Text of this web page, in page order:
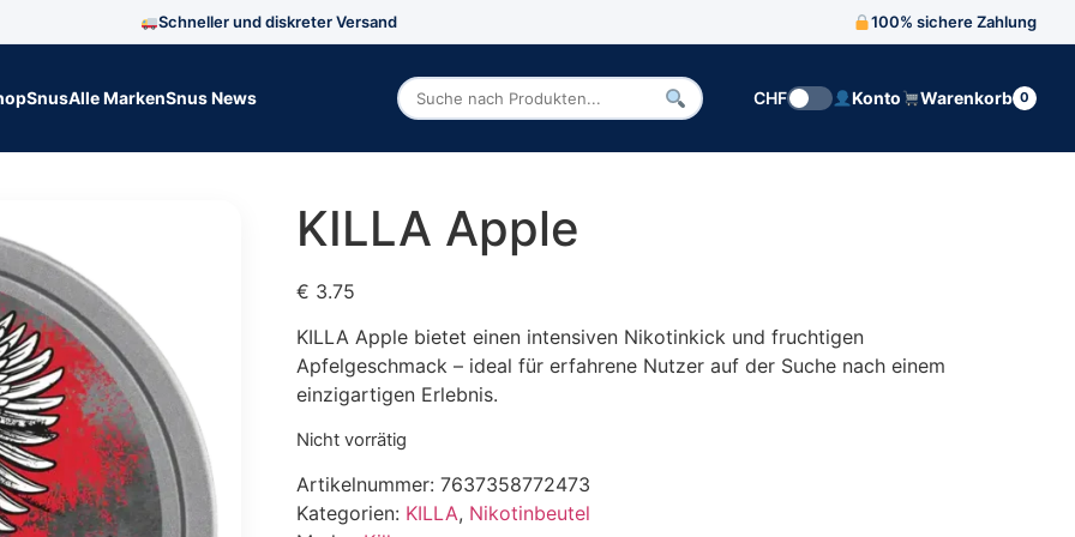
Schneller und diskreter Versand 100% sichere Zahlung
SnusAlle MarkenSnus News Zoek producten CHF Konto Warenkorb 0
KILLA Apple
€ 3.75
KILLA Apple bietet einen intensiven Nikotinkick und fruchtigen
Apfelgeschmack – ideal für erfahrene Nutzer auf der Suche nach einem
einzigartigen Erlebnis.
Nicht vorrätig
Artikelnummer: 7637358772473
Kategorien: KILLA, Nikotinbeutel